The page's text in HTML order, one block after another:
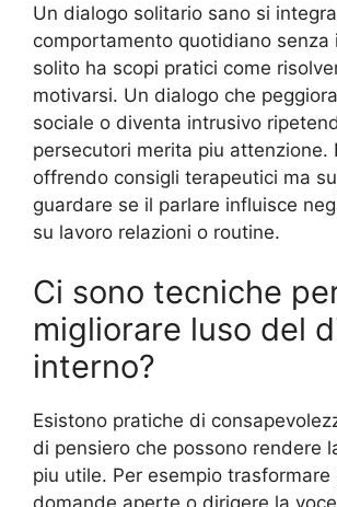
Un dialogo solitario sano si
comportamento quotidiano senza
solito ha scopi pratici come
motivarsi. Un dialogo che
sociale o diventa intrusivo
persecutori merita piu attenzione.
offrendo consigli terapeutici ma
guardare se il parlare influisce
su lavoro relazioni o routine.
Ci sono tecniche
migliorare luso del
interno?
Esistono pratiche di
di pensiero che possono rendere
piu utile. Per esempio trasformare